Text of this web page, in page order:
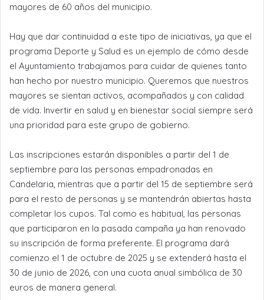
mayores de 60 años del municipio.
Hay que dar continuidad a este tipo de iniciativas, ya que el
programa Deporte y Salud es un ejemplo de cómo desde
el Ayuntamiento trabajamos para cuidar de quienes tanto
han hecho por nuestro municipio. Queremos que nuestros
mayores se sientan activos, acompañados y con calidad
de vida. Invertir en salud y en bienestar social siempre será
una prioridad para este grupo de gobierno.
Las inscripciones estarán disponibles a partir del 1 de
septiembre para las personas empadronadas en
Candelaria, mientras que a partir del 15 de septiembre será
para el resto de personas y se mantendrán abiertas hasta
completar los cupos. Tal como es habitual, las personas
que participaron en la pasada campaña ya han renovado
su inscripción de forma preferente. El programa dará
comienzo el 1 de octubre de 2025 y se extenderá hasta el
30 de junio de 2026, con una cuota anual simbólica de 30
euros de manera general.